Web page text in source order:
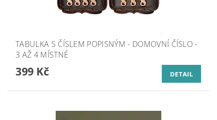
TABULKA S ČÍSLEM POPISNÝM - DOMOVNÍ ČÍSLO -
3 AŽ 4 MÍSTNÉ
399 Kč DETAIL